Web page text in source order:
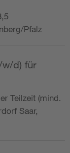
Pfalz
w/d) für
Teilzeit (mind.
Saar,